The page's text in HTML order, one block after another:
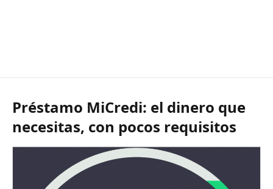
Préstamo MiCredi: el dinero que
necesitas, con pocos requisitos